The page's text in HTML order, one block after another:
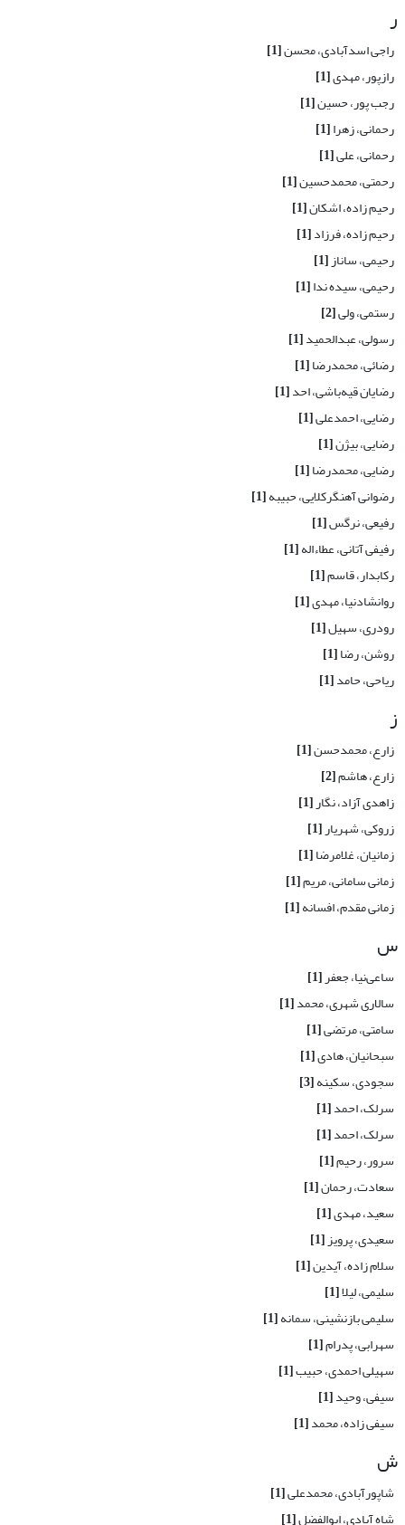
ر
راجی اسدآبادی، محسن[1]
رازپور، مهدی[1]
رجب پور، حسین[1]
رحمانی، زهرا[1]
رحمانی، علی[1]
رحمتی، محمدحسین[1]
رحیم زاده، اشکان[1]
رحیم زاده، فرزاد[1]
رحیمی، ساناز[1]
رحیمی، سیده ندا[1]
رستمی، ولی[2]
رسولی، عبدالحمید[1]
رضائی، محمدرضا[1]
رضایان قیه‌باشی، احد[1]
رضایی، احمدعلی[1]
رضایی، بیژن[1]
رضایی، محمدرضا[1]
رضوانی آهنگرکلایی، حبیبه[1]
رفیعی، نرگس[1]
رفیفی آتانی، عطاءاله[1]
رکابدار، قاسم[1]
روانشادنیا، مهدی[1]
رودری، سهیل[1]
روشن، رضا[1]
ریاحی، حامد[1]
ز
زارع، محمدحسن[1]
زارع، هاشم[2]
زاهدی آزاد، نگار[1]
زروکی، شهریار[1]
زمانیان، غلامرضا[1]
زمانی سامانی، مریم[1]
زمانی مقدم، افسانه[1]
س
ساعی‌نیا، جعفر[1]
سالاری شهری، محمد[1]
سامتی، مرتضی[1]
سبحانیان، هادی[1]
سجودی، سکینه[3]
سرلک، احمد[1]
سرلک، احمد[1]
سرور، رحیم[1]
سعادت، رحمان[1]
سعید، مهدی[1]
سعیدی، پرویز[1]
سلام زاده، آیدین[1]
سلیمی، لیلا[1]
سلیمی بازنشینی، سمانه[1]
سهرابی، پدرام[1]
سهیلی احمدی، حبیب[1]
سیفی، وحید[1]
سیفی زاده، محمد[1]
ش
شاپورآبادی، محمدعلی[1]
شاه آبادی، ابوالفضل[1]